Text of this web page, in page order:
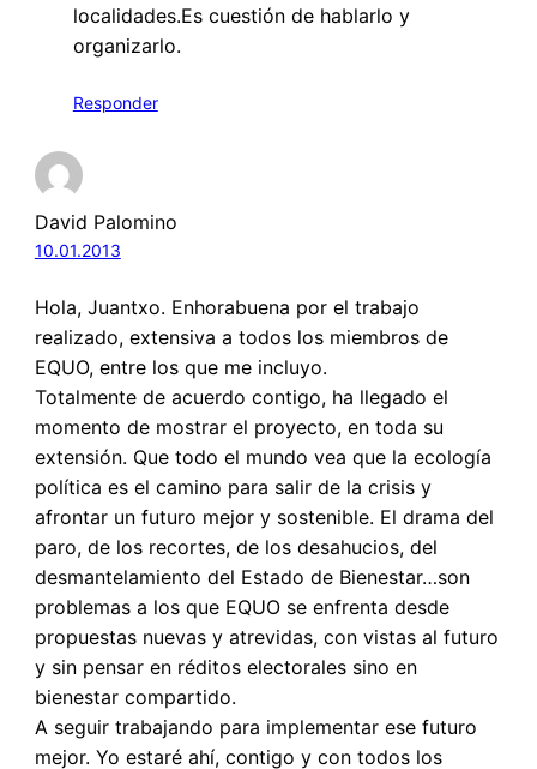
localidades.Es cuestión de hablarlo y
organizarlo.
Responder
David Palomino
10.01.2013
Hola, Juantxo. Enhorabuena por el trabajo
realizado, extensiva a todos los miembros de
EQUO, entre los que me incluyo.
Totalmente de acuerdo contigo, ha llegado el
momento de mostrar el proyecto, en toda su
extensión. Que todo el mundo vea que la ecología
política es el camino para salir de la crisis y
afrontar un futuro mejor y sostenible. El drama del
paro, de los recortes, de los desahucios, del
desmantelamiento del Estado de Bienestar…son
problemas a los que EQUO se enfrenta desde
propuestas nuevas y atrevidas, con vistas al futuro
y sin pensar en réditos electorales sino en
bienestar compartido.
A seguir trabajando para implementar ese futuro
mejor. Yo estaré ahí, contigo y con todos los